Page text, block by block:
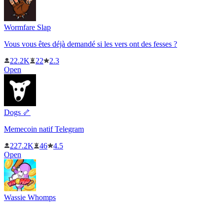
Wormfare Slap
Vous vous êtes déjà demandé si les vers ont des fesses ?
22.2K
22
2.3
Open
Dogs 🦴
Memecoin natif Telegram
227.2K
46
4.5
Open
Wassie Whomps